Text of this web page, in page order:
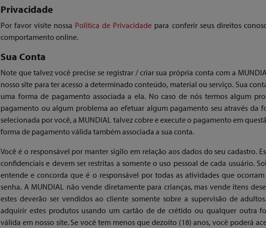
Privacidade
Por favor visite nossa Política de Privacidade para conferir seus direitos
comportamento online.
Sua Conta
Note que talvez você precise se registrar / criar sua própria conta com a
nosso site para ter acesso a determinado conteúdo, material ou serviço. Sua
uma forma de pagamento associada a ela. No caso de nós termos algum
pagamento ou algum problema ao efetuar algum pagamento seu através da
selecionada por você, a MUNDIAL talvez cobre e execute o pagamento em
forma de pagamento válida também associada a sua conta.
Você é o responsável por manter sigilo em relação aos dados do seu cadastro.
confidenciais e devem ser restritas a somente o uso pessoal de cada usuário.
entende e concorda que é o responsável por todas as atividades que
senha. A MUNDIAL não vende diretamente para crianças, mas vende itens
estes deverão ser vendidos ao cliente somente sobre a supervisão de
adquirir estes produtos usando um cartão de de crétido ou qualquer outra
válida em nosso site. Se você tem menos que dezoito (18) anos, você poderá